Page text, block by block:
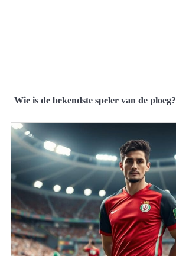
Wie is de bekendste speler van de ploeg?